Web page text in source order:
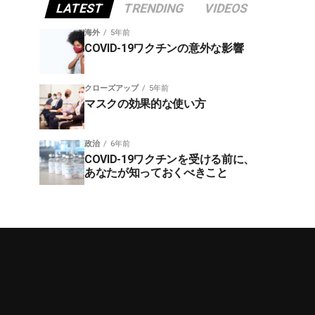
LATEST TRENDING VIDEOS
海外 5年前
COVID-19ワクチンの意外な影響
クローズアップ 5年前
マスクの効果的な使い方
政治 6年前
COVID-19ワクチンを受ける前に、
あなたが知っておくべきこと